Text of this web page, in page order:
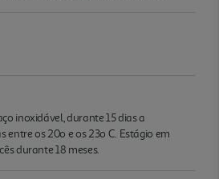
inoxidável, durante 15 dias a
os 20o e os 23o C. Estágio em
durante 18 meses.